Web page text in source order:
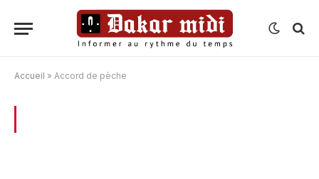
Accueil » Accord de pèche